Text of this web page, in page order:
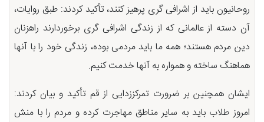
روحانیون باید از اشرافی گری پرهیز کنند، تأکید کردند: طبق روایات،
آن دسته از عالمانی که از زندگی اشرافی گری برخوردارند راهزنان
دین مردم هستند؛ همه ما باید مردمی بوده، زندگی خود را با آنها
هماهنگ ساخته و همواره به آنها خدمت کنیم.
ایشان همچنین بر ضرورت تمرکززدایی از قم تأکید و بیان کردند:
امروز طلاب باید به سایر مناطق مهاجرت کرده و مردم را با منش